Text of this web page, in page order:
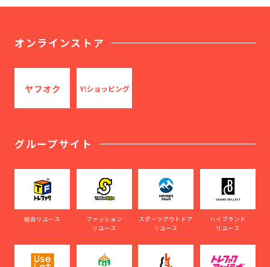
オンラインストア
グループサイト
総合リユース
ファッション
リユース
スポーツアウトドア
リユース
ハイブランド
リユース